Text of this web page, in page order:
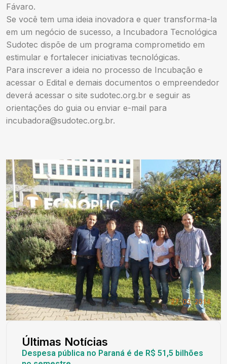
Fávaro.
Se você tem uma ideia inovadora e quer transforma-la
em um negócio de sucesso, a Incubadora Tecnológica
Sudotec dispõe de um programa comprometido em
estimular e fortalecer iniciativas tecnológicas.
Para inscrever a ideia no processo de Incubação e
acessar o Edital e demais documentos o empreendedor
deverá acessar o site sudotec.org.br e seguir as
orientações do guia ou enviar e-mail para
incubadora@sudotec.org.br.
Últimas Notícias
Despesa pública no Paraná é de R$ 51,5 bilhões